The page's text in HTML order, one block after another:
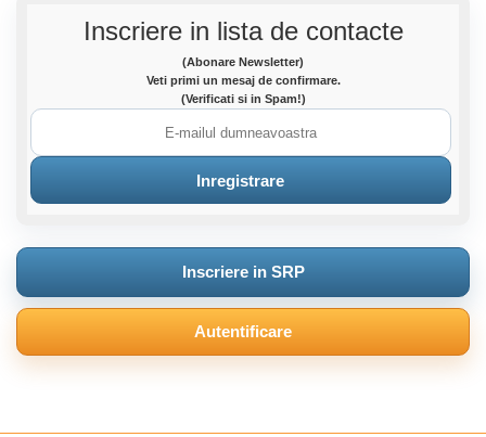
Inscriere in lista de contacte
(Abonare Newsletter)
Veti primi un mesaj de confirmare.
(Verificati si in Spam!)
Inscriere in SRP
Autentificare